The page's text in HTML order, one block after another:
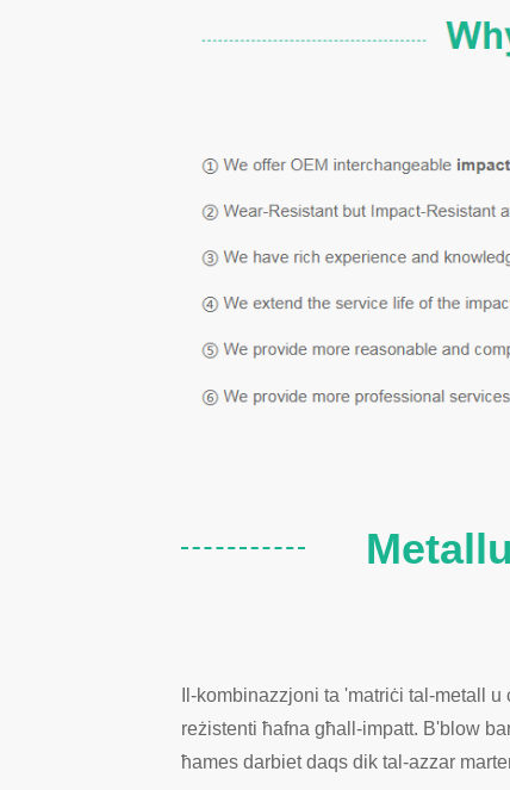
Il-kombinazzjoni ta 'matriċi tal-metall
reżistenti ħafna għall-impatt. B'blow
ħames darbiet daqs dik tal-azzar